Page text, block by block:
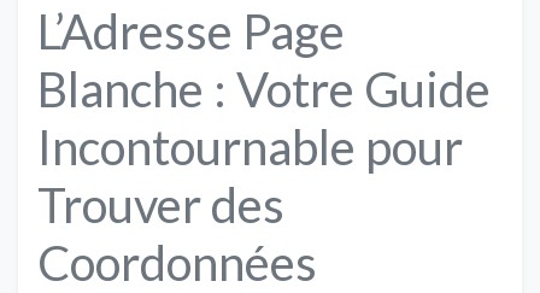
L’Adresse Page
Blanche : Votre Guide
Incontournable pour
Trouver des
Coordonnées